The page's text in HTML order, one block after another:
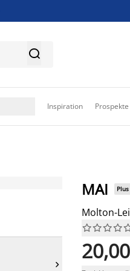

Inspiration Prospekte

MAI Plus
Molton-




